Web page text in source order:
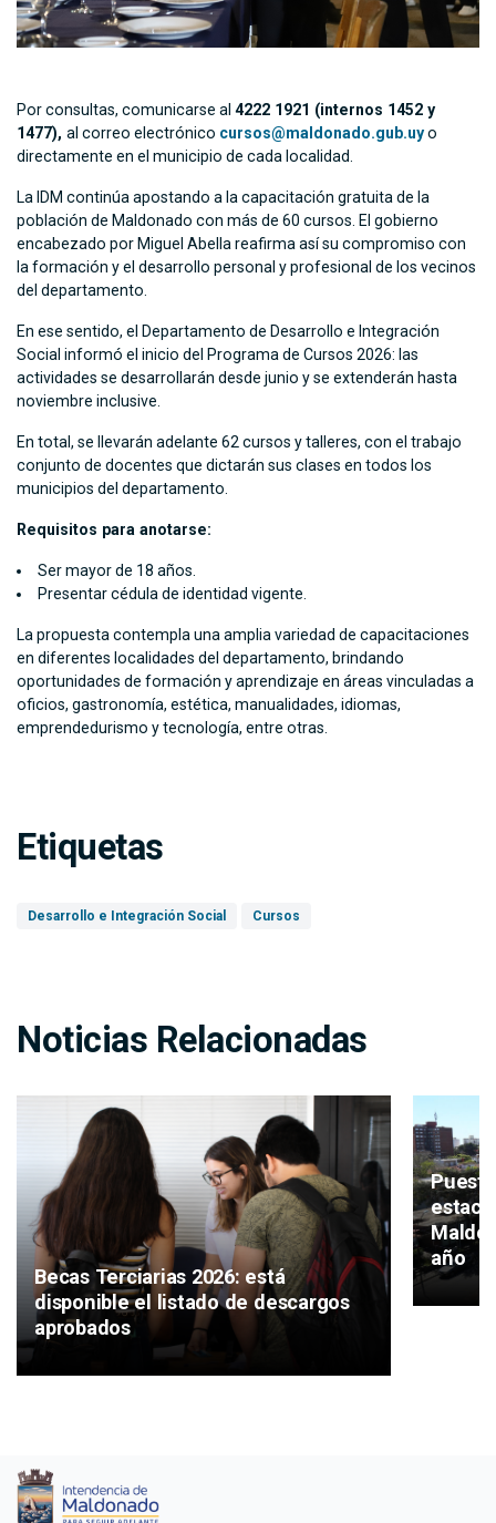
Por consultas, comunicarse al 4222 1921 (internos 1452 y
1477), al correo electrónico cursos@maldonado.gub.uyo
directamente en el municipio de cada localidad.
La IDM continúa apostando a la capacitación gratuita de la
población de Maldonado con más de 60 cursos. El gobierno
encabezado por Miguel Abella reafirma así su compromiso con
la formación y el desarrollo personal y profesional de los vecinos
del departamento.
En ese sentido, el Departamento de Desarrollo e Integración
Social informó el inicio del Programa de Cursos 2026: las
actividades se desarrollarán desde junio y se extenderán hasta
noviembre inclusive.
En total, se llevarán adelante 62 cursos y talleres, con el trabajo
conjunto de docentes que dictarán sus clases en todos los
municipios del departamento.
Requisitos para anotarse:
Ser mayor de 18 años.
Presentar cédula de identidad vigente.
La propuesta contempla una amplia variedad de capacitaciones
en diferentes localidades del departamento, brindando
oportunidades de formación y aprendizaje en áreas vinculadas a
oficios, gastronomía, estética, manualidades, idiomas,
emprendedurismo y tecnología, entre otras.
Etiquetas
Desarrollo e Integración Social Cursos
Noticias Relacionadas
Becas Terciarias 2026: está
disponible el listado de descargos
aprobados
año